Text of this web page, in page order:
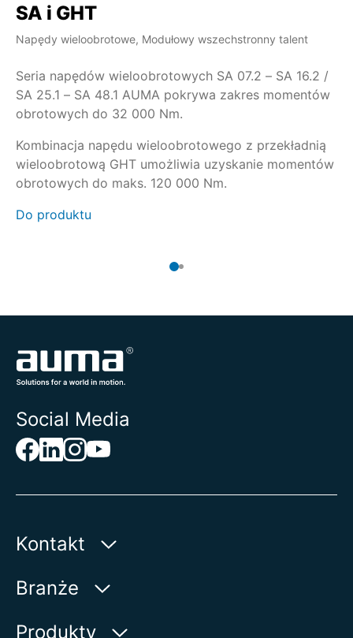
SA i GHT
Napędy wieloobrotowe, Modułowy wszechstronny talent
Seria napędów wieloobrotowych SA 07.2 – SA 16.2 /
SA 25.1 – SA 48.1 AUMA pokrywa zakres momentów
obrotowych do 32 000 Nm.
Kombinacja napędu wieloobrotowego z przekładnią
wieloobrotową GHT umożliwia uzyskanie momentów
obrotowych do maks. 120 000 Nm.
Do produktu
Social Media
Kontakt
AUMA Riester
Aumastr. 1
Branże
Woda
Produkty